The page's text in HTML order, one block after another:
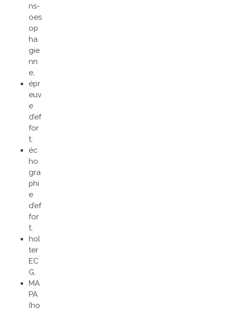
ns-
oes
op
ha
gie
nn
e,
épr
euv
e
d’ef
for
t,
éc
ho
gra
phi
e
d’ef
for
t,
hol
ter
EC
G,
MA
PA
(ho